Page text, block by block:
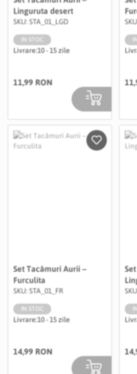
Linguruta desert
SKU: STA_01_LGD
IN STOC
Livrare:10 - 15 zile
11,99 RON
Set Tacâmuri Aurii –
Furculita
SKU: STA_01_FR
IN STOC
Livrare:10 - 15 zile
14,99 RON
Salveaza in